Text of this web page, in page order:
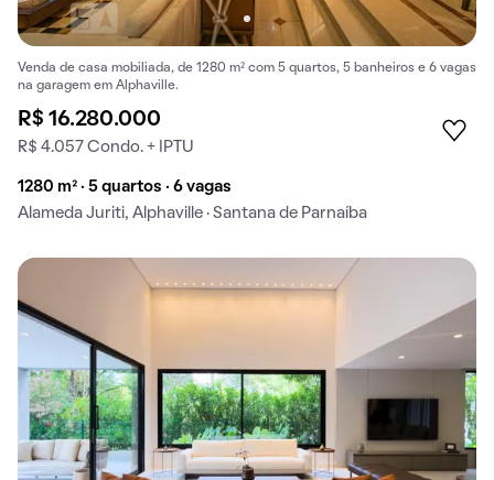
Venda de casa mobiliada, de 1280 m² com 5 quartos, 5 banheiros e 6 vagas
na garagem em Alphaville.
R$ 16.280.000
R$ 4.057 Condo. + IPTU
1280 m² · 5 quartos · 6 vagas
Alameda Juriti, Alphaville · Santana de Parnaíba